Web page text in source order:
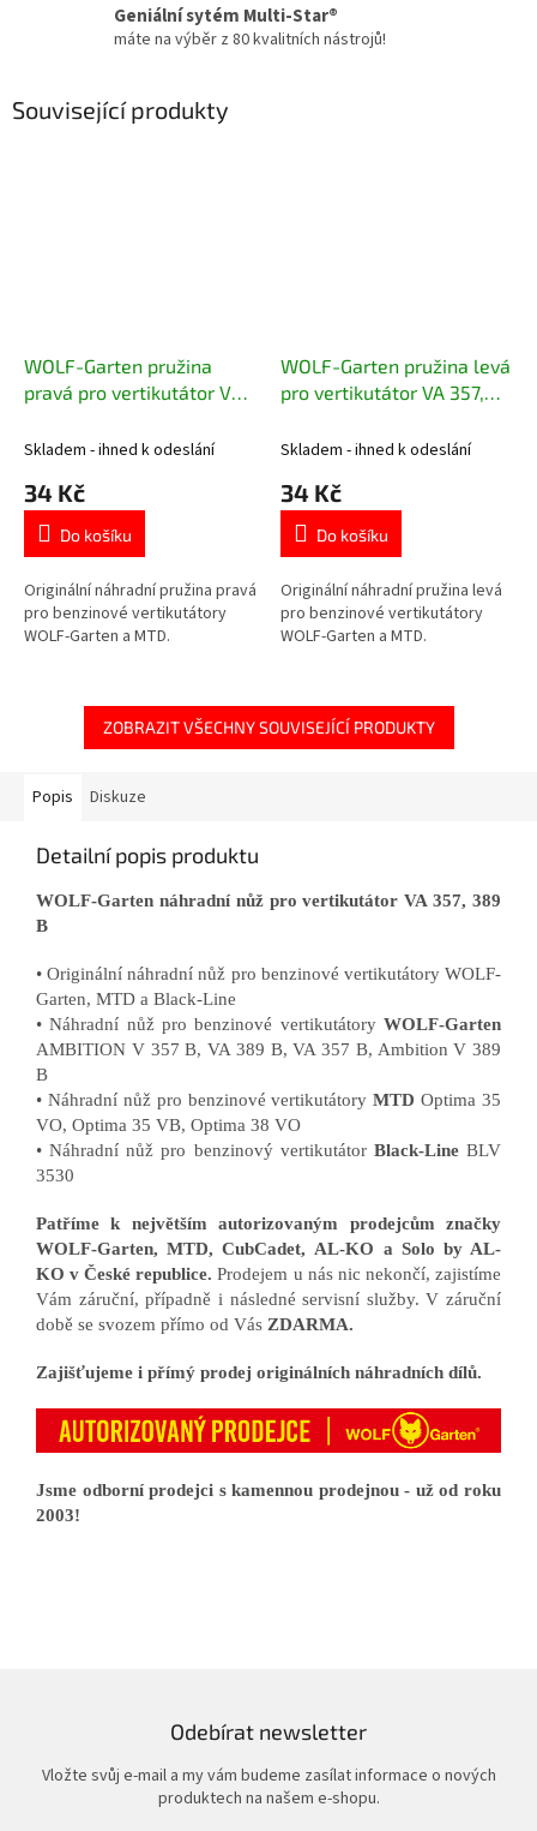
Geniální sytém Multi-Star®
máte na výběr z 80 kvalitních nástrojů!
Související produkty
WOLF-Garten pružina
pravá pro vertikutátor VA
Skladem - ihned k odeslání
34 Kč
Do košíku
Originální náhradní pružina pravá
pro benzinové vertikutátory
WOLF-Garten a MTD.
WOLF-Garten pružina levá
pro vertikutátor VA 357,
Skladem - ihned k odeslání
34 Kč
Do košíku
Originální náhradní pružina levá
pro benzinové vertikutátory
WOLF-Garten a MTD.
ZOBRAZIT VŠECHNY SOUVISEJÍCÍ PRODUKTY
Popis Diskuze
Detailní popis produktu
WOLF-Garten náhradní nůž pro vertikutátor VA 357, 389
B
• Originální náhradní nůž pro benzinové vertikutátory WOLF-
Garten, MTD a Black-Line
• Náhradní nůž pro benzinové vertikutátory WOLF-Garten
AMBITION V 357 B, VA 389 B, VA 357 B, Ambition V 389
B
• Náhradní nůž pro benzinové vertikutátoryMTDOptima 35
VO, Optima 35 VB, Optima 38 VO
• Náhradní nůž pro benzinový vertikutátor Black-LineBLV
3530
Patříme k největším autorizovaným prodejcům značky
WOLF-Garten, MTD, CubCadet, AL-KO a Solo by AL-
KO v České republice.Prodejem u nás nic nekončí, zajistíme
Vám záruční, případně i následné servisní služby. V záruční
době se svozem přímo od Vás ZDARMA.
Zajišťujeme i přímý prodej originálních náhradních dílů.
Jsme odborní prodejci s kamennou prodejnou - už od roku
2003!
Odebírat newsletter
Vložte svůj e-mail a my vám budeme zasílat informace o nových
produktech na našem e-shopu.